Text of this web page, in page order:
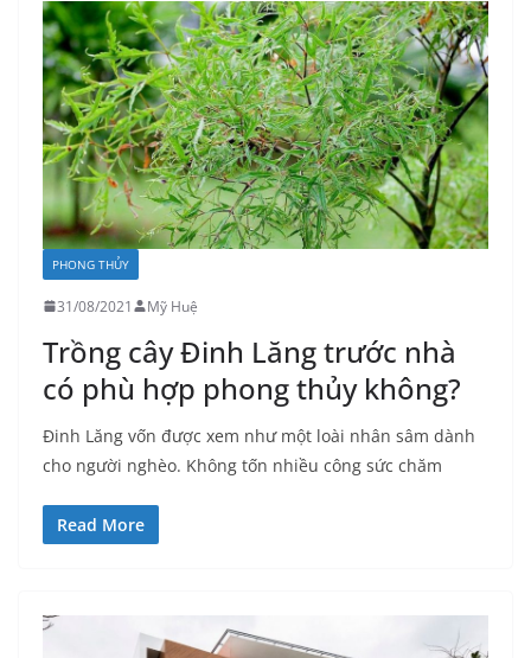
PHONG THỦY
31/08/2021 Mỹ Huệ
Trồng cây Đinh Lăng trước nhà
có phù hợp phong thủy không?
Đinh Lăng vốn được xem như một loài nhân sâm dành
cho người nghèo. Không tốn nhiều công sức chăm
Read More